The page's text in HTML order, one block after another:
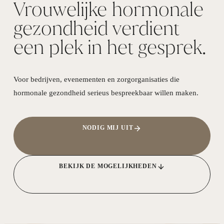
Vrouwelijke hormonale
gezondheid verdient
een plek in het gesprek.
Voor bedrijven, evenementen en zorgorganisaties die
hormonale gezondheid serieus bespreekbaar willen maken.
NODIG MIJ UIT
BEKIJK DE MOGELIJKHEDEN